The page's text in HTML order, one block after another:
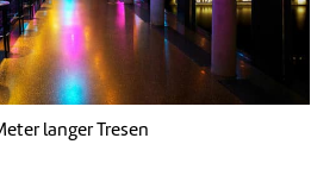
langer Tresen